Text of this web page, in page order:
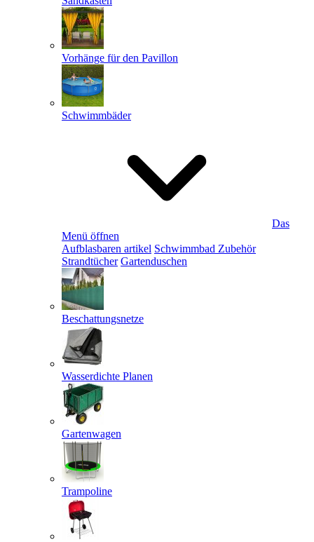
Vorhänge für den Pavillon
Schwimmbäder
Das
Menü öffnen
Aufblasbaren artikel Schwimmbad Zubehör
Strandtücher Gartenduschen
Beschattungsnetze
Wasserdichte Planen
Gartenwagen
Trampoline